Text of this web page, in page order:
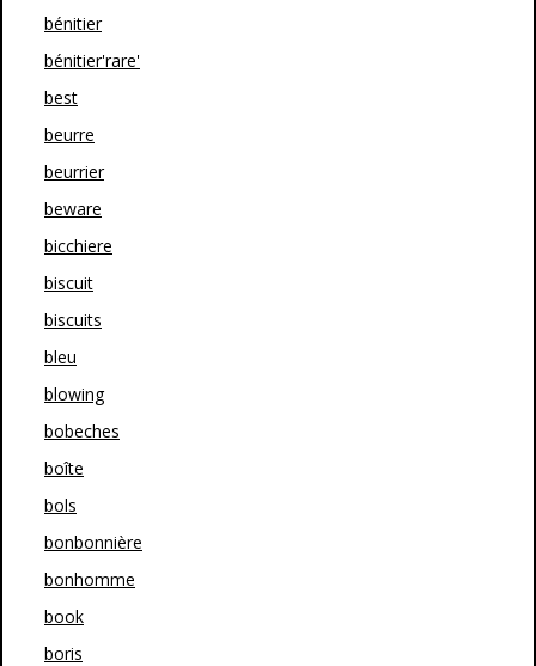
bénitier
bénitier'rare'
best
beurre
beurrier
beware
bicchiere
biscuit
biscuits
bleu
blowing
bobeches
boîte
bols
bonbonnière
bonhomme
book
boris